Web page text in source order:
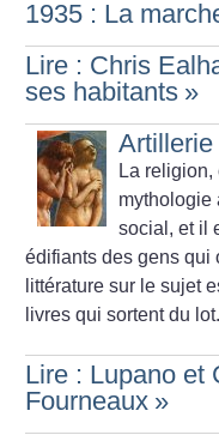
1935 : La
Lire : Chris
ses habitants »
La religion,
mythologie
social, et il
édifiants des gens qui
littérature sur le sujet
livres qui sortent du lot.
Lire : Lupano et
Fourneaux »